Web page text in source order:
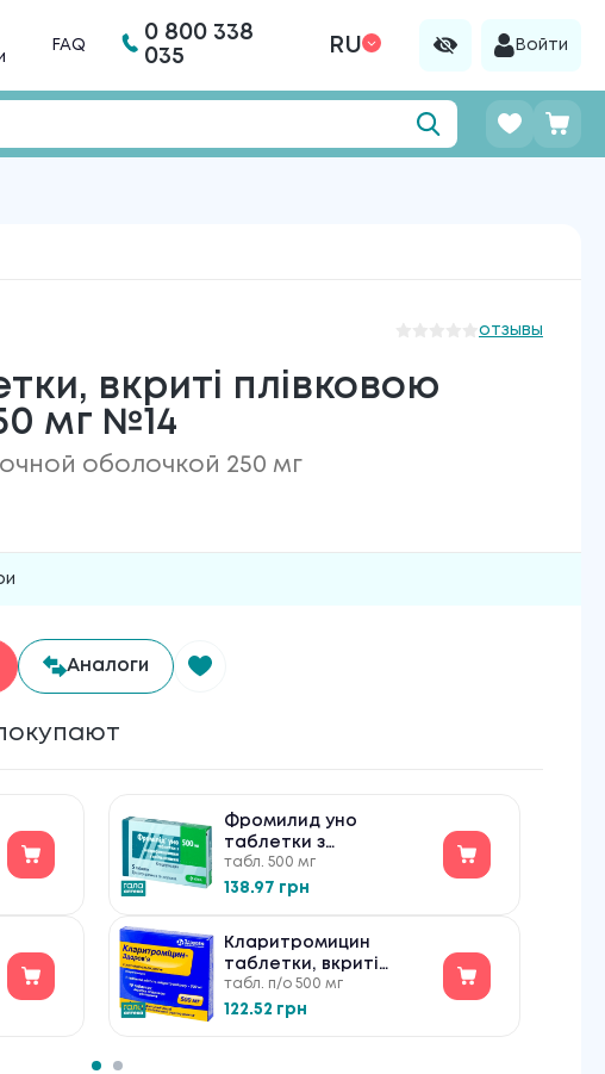
FAQ
0 800 338
035
RU Войти
отзывы
вкриті плівковою
мг №14
оболочкой 250 мг
Аналоги
Фромилид уно
таблетки з
модифікованим
вивільненням по 500
табл. 500 мг
138.97 грн
Кларитромицин
таблетки, вкриті
плівковою оболонкою
по 500 мг №10
табл. п/о 500 мг
122.52 грн